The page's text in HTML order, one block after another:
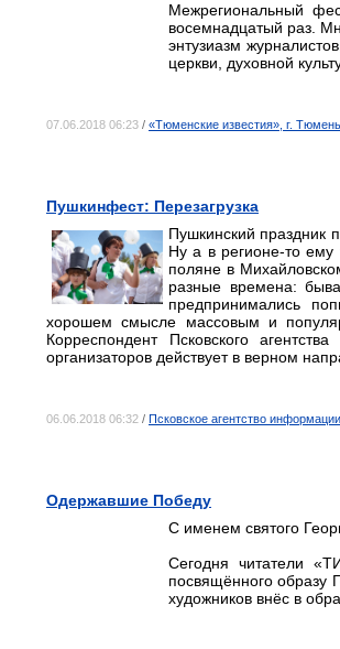
Межрегиональный
восемнадцатый раз.
энтузиазм
церкви, духовной
07.06.2018 06:23 / «Тюменские известия», г.
Пушкинфест: Перезагрузка
Пушкинский праздник
Ну а в регионе-то
поляне в
разные времена:
предпринимались
хорошем смысле массовым и
Корреспондент Псковского
организаторов действует в верном
06.06.2018 06:32 / Псковское агентство информации
Одержавшие Победу
С именем святого
Сегодня читатели
посвящённого образу
художников внёс в